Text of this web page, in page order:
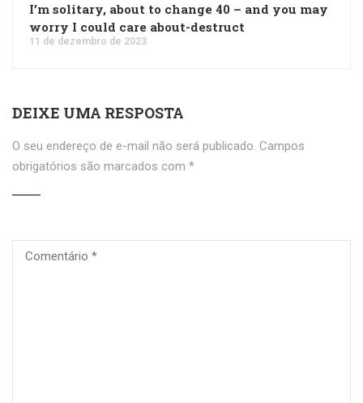
I’m solitary, about to change 40 – and you may
worry I could care about-destruct
11 de dezembro de 2023
DEIXE UMA RESPOSTA
O seu endereço de e-mail não será publicado. Campos
obrigatórios são marcados com *